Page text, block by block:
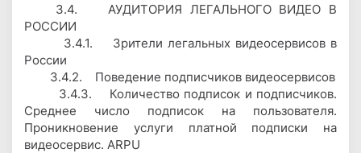
3.4. АУДИТОРИЯ ЛЕГАЛЬНОГО ВИДЕО В
РОССИИ
3.4.1. Зрители легальных видеосервисов в
России
3.4.2. Поведение подписчиков видеосервисов
3.4.3. Количество подписок и подписчиков.
Среднее число подписок на пользователя.
Проникновение услуги платной подписки на
видеосервис. ARPU